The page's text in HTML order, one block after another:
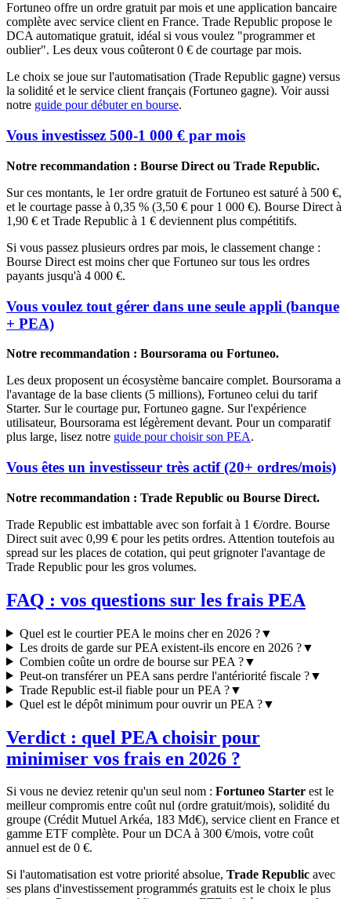
Fortuneo offre un ordre gratuit par mois et une application bancaire
complète avec service client en France. Trade Republic propose le
DCA automatique gratuit, idéal si vous voulez "programmer et
oublier". Les deux vous coûteront 0 € de courtage par mois.
Le choix se joue sur l'automatisation (Trade Republic gagne) versus
la solidité et le service client français (Fortuneo gagne). Voir aussi
notre guide pour débuter en bourse.
Vous investissez 500-1 000 € par mois
Notre recommandation : Bourse Direct ou Trade Republic.
Sur ces montants, le 1er ordre gratuit de Fortuneo est saturé à 500 €,
et le courtage passe à 0,35 % (3,50 € pour 1 000 €). Bourse Direct à
1,90 € et Trade Republic à 1 € deviennent plus compétitifs.
Si vous passez plusieurs ordres par mois, le classement change :
Bourse Direct est moins cher que Fortuneo sur tous les ordres
payants jusqu'à 4 000 €.
Vous voulez tout gérer dans une seule appli (banque
+ PEA)
Notre recommandation : Boursorama ou Fortuneo.
Les deux proposent un écosystème bancaire complet. Boursorama a
l'avantage de la base clients (5 millions), Fortuneo celui du tarif
Starter. Sur le courtage pur, Fortuneo gagne. Sur l'expérience
utilisateur, Boursorama est légèrement devant. Pour un comparatif
plus large, lisez notre guide pour choisir son PEA.
Vous êtes un investisseur très actif (20+ ordres/mois)
Notre recommandation : Trade Republic ou Bourse Direct.
Trade Republic est imbattable avec son forfait à 1 €/ordre. Bourse
Direct suit avec 0,99 € pour les petits ordres. Attention toutefois au
spread sur les places de cotation, qui peut grignoter l'avantage de
Trade Republic pour les gros volumes.
FAQ : vos questions sur les frais PEA
Quel est le courtier PEA le moins cher en 2026 ?▼
Les droits de garde sur PEA existent-ils encore en 2026 ?▼
Combien coûte un ordre de bourse sur PEA ?▼
Peut-on transférer un PEA sans perdre l'antériorité fiscale ?▼
Trade Republic est-il fiable pour un PEA ?▼
Quel est le dépôt minimum pour ouvrir un PEA ?▼
Verdict : quel PEA choisir pour
minimiser vos frais en 2026 ?
Si vous ne deviez retenir qu'un seul nom : Fortuneo Starter est le
meilleur compromis entre coût nul (ordre gratuit/mois), solidité du
groupe (Crédit Mutuel Arkéa, 183 Md€), service client en France et
gamme ETF complète. Pour un DCA à 300 €/mois, votre coût
annuel est de 0 €.
Si l'automatisation est votre priorité absolue, Trade Republic avec
ses plans d'investissement programmés gratuits est le choix le plus